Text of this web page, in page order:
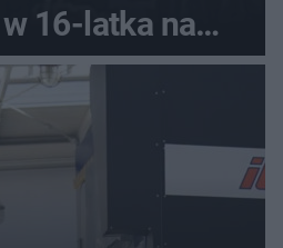
w 16-latka na